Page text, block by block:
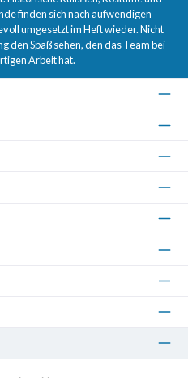
finden sich nach aufwendigen
umgesetzt im Heft wieder. Nicht
den Spaß sehen, den das Team bei
Arbeit hat.